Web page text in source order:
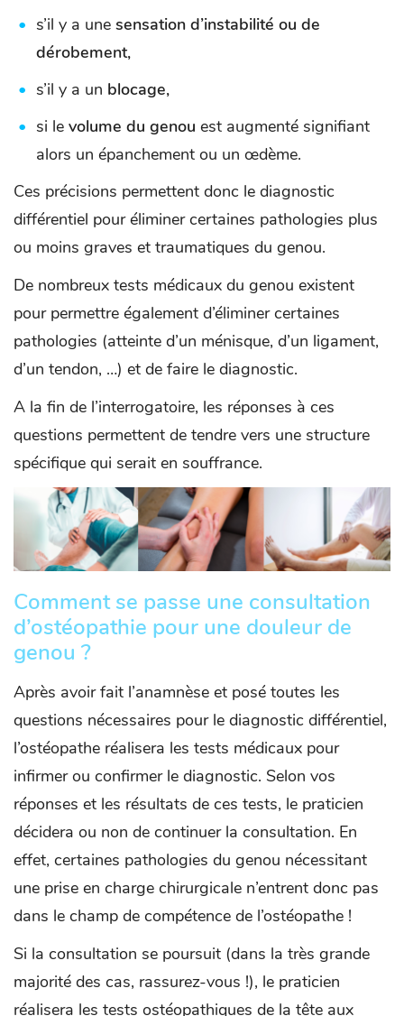
s’il y a une sensation d’instabilité ou de
dérobement,
s’il y a un blocage,
si le volume du genou est augmenté signifiant
alors un épanchement ou un œdème.
Ces précisions permettent donc le diagnostic
différentiel pour éliminer certaines pathologies plus
ou moins graves et traumatiques du genou.
De nombreux tests médicaux du genou existent
pour permettre également d’éliminer certaines
pathologies (atteinte d’un ménisque, d’un ligament,
d’un tendon, …) et de faire le diagnostic.
A la fin de l’interrogatoire, les réponses à ces
questions permettent de tendre vers une structure
spécifique qui serait en souffrance.
Comment se passe une consultation
d’ostéopathie pour une douleur de
genou ?
Après avoir fait l’anamnèse et posé toutes les
questions nécessaires pour le diagnostic différentiel,
l’ostéopathe réalisera les tests médicaux pour
infirmer ou confirmer le diagnostic. Selon vos
réponses et les résultats de ces tests, le praticien
décidera ou non de continuer la consultation. En
effet, certaines pathologies du genou nécessitant
une prise en charge chirurgicale n’entrent donc pas
dans le champ de compétence de l’ostéopathe !
Si la consultation se poursuit (dans la très grande
majorité des cas, rassurez-vous !), le praticien
réalisera les tests ostéopathiques de la tête aux